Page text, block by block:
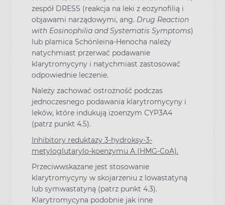
zespół DRESS (reakcja na leki z eozynofilią i
objawami narządowymi, ang. Drug Reaction
with Eosinophilia and Systematis Symptoms)
lub plamica Schönleina-Henocha należy
natychmiast przerwać podawanie
klarytromycyny i natychmiast zastosować
odpowiednie leczenie.
Należy zachować ostrożność podczas
jednoczesnego podawania klarytromycyny i
leków, które indukują izoenzym CYP3A4
(patrz punkt 4.5).
Inhibitory reduktazy 3-hydroksy-3-
metyloglutarylo-koenzymu A (HMG-CoA).
Przeciwwskazane jest stosowanie
klarytromycyny w skojarzeniu z lowastatyną
lub symwastatyną (patrz punkt 4.3).
Klarytromycyna podobnie jak inne